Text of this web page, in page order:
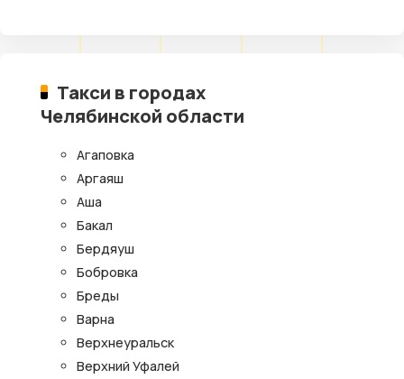
Такси в городах
Челябинской области
Агаповка
Аргаяш
Аша
Бакал
Бердяуш
Бобровка
Бреды
Варна
Верхнеуральск
Верхний Уфалей